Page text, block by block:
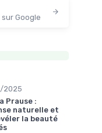
Google
2025
Prause :
naturelle et
la beauté